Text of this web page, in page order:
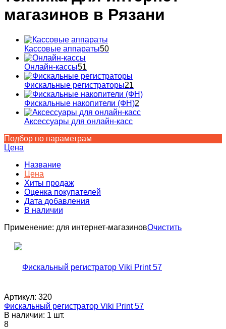
магазинов в Рязани
Кассовые аппараты50
Онлайн-кассы51
Фискальные регистраторы21
Фискальные накопители (ФН)2
Аксессуары для онлайн-касс
Подбор по параметрам
Цена
Название
Цена
Хиты продаж
Оценка покупателей
Дата добавления
В наличии
Применение: для интернет-магазиновОчистить
Артикул: 320
Фискальный регистратор Viki Print 57
В наличии: 1 шт.
8